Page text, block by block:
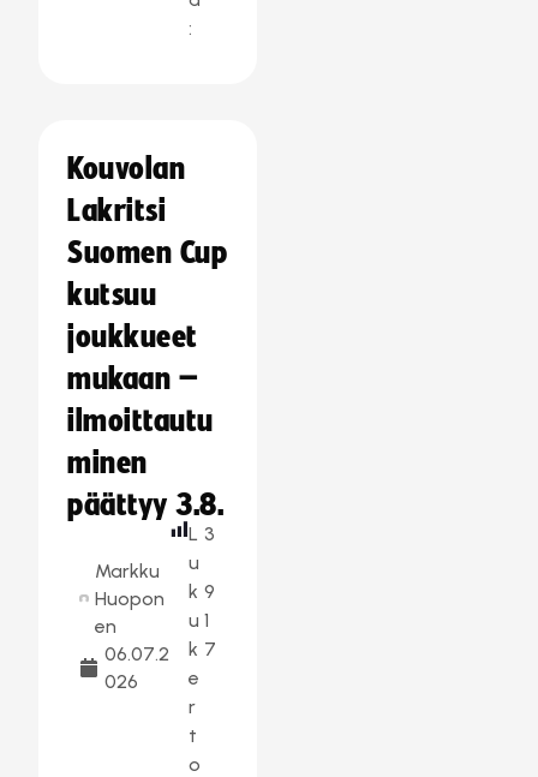
:
Kouvolan
Lakritsi
Suomen Cup
kutsuu
joukkueet
mukaan –
ilmoittautu
minen
päättyy 3.8.
Markku
Huopon
en
06.07.2
026
L
u
k
u
k
e
r
t
o
3
9
1
7